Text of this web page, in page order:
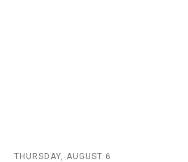
THURSDAY, AUGUST 6